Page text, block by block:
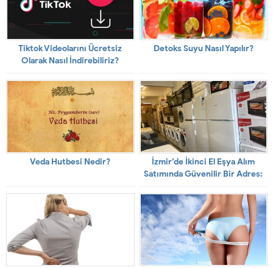
Tiktok Videolarını Ücretsiz
Olarak Nasıl İndirebiliriz?
Detoks Suyu Nasıl Yapılır?
Veda Hutbesi Nedir?
İzmir’de İkinci El Eşya Alım
Satımında Güvenilir Bir Adres:
Doğan Spot Eşya İzmir